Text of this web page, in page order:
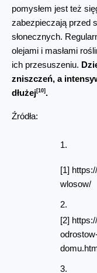
pomysłem jest też
zabezpieczają przed
słonecznych.
olejami i masłami
ich przesuszeniu.
zniszczeń, a
dłużej[10] .
Źródła:
[1]
wlosow/
[2]